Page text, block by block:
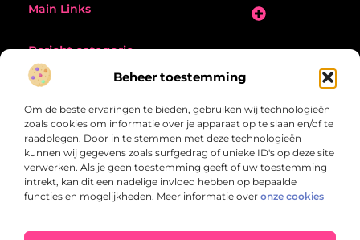
Beheer toestemming
Om de beste ervaringen te bieden, gebruiken wij technologieën
zoals cookies om informatie over je apparaat op te slaan en/of te
raadplegen. Door in te stemmen met deze technologieën
kunnen wij gegevens zoals surfgedrag of unieke ID's op deze site
verwerken. Als je geen toestemming geeft of uw toestemming
intrekt, kan dit een nadelige invloed hebben op bepaalde
functies en mogelijkheden. Meer informatie over onze cookies
Main Links
Bericht categorie
Topreisje.nl – Jouw bron voor onvergetelijke
belevenissen
Laat je verrassen door verhalen en inzichten die je nieuwsgierigheid